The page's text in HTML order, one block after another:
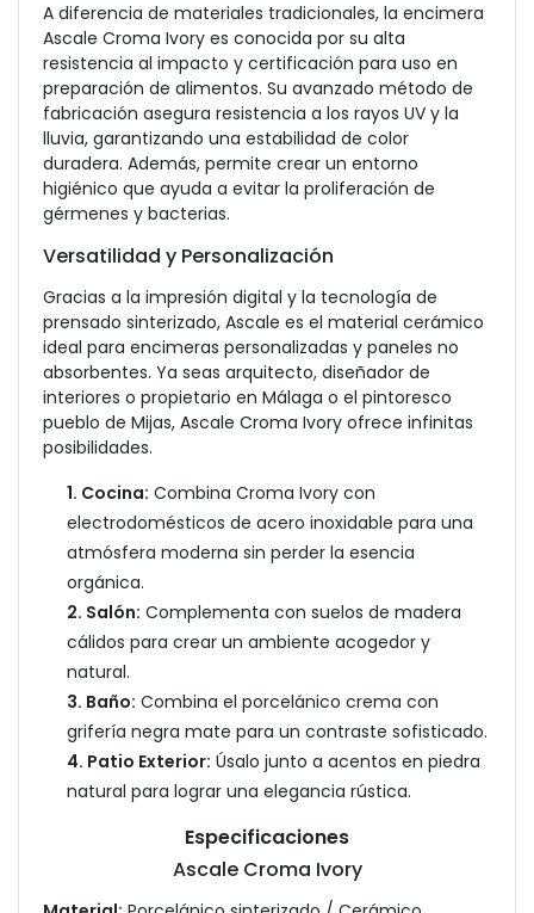
A diferencia de materiales tradicionales, la encimera
Ascale Croma Ivory es conocida por su alta
resistencia al impacto y certificación para uso en
preparación de alimentos. Su avanzado método de
fabricación asegura resistencia a los rayos UV y la
lluvia, garantizando una estabilidad de color
duradera. Además, permite crear un entorno
higiénico que ayuda a evitar la proliferación de
gérmenes y bacterias.
Versatilidad y Personalización
Gracias a la impresión digital y la tecnología de
prensado sinterizado, Ascale es el material cerámico
ideal para encimeras personalizadas y paneles no
absorbentes. Ya seas arquitecto, diseñador de
interiores o propietario en Málaga o el pintoresco
pueblo de Mijas, Ascale Croma Ivory ofrece infinitas
posibilidades.
1. Cocina: Combina Croma Ivory con
electrodomésticos de acero inoxidable para una
atmósfera moderna sin perder la esencia
orgánica.
2. Salón: Complementa con suelos de madera
cálidos para crear un ambiente acogedor y
natural.
3. Baño: Combina el porcelánico crema con
grifería negra mate para un contraste sofisticado.
4. Patio Exterior: Úsalo junto a acentos en piedra
natural para lograr una elegancia rústica.
Especificaciones
Ascale Croma Ivory